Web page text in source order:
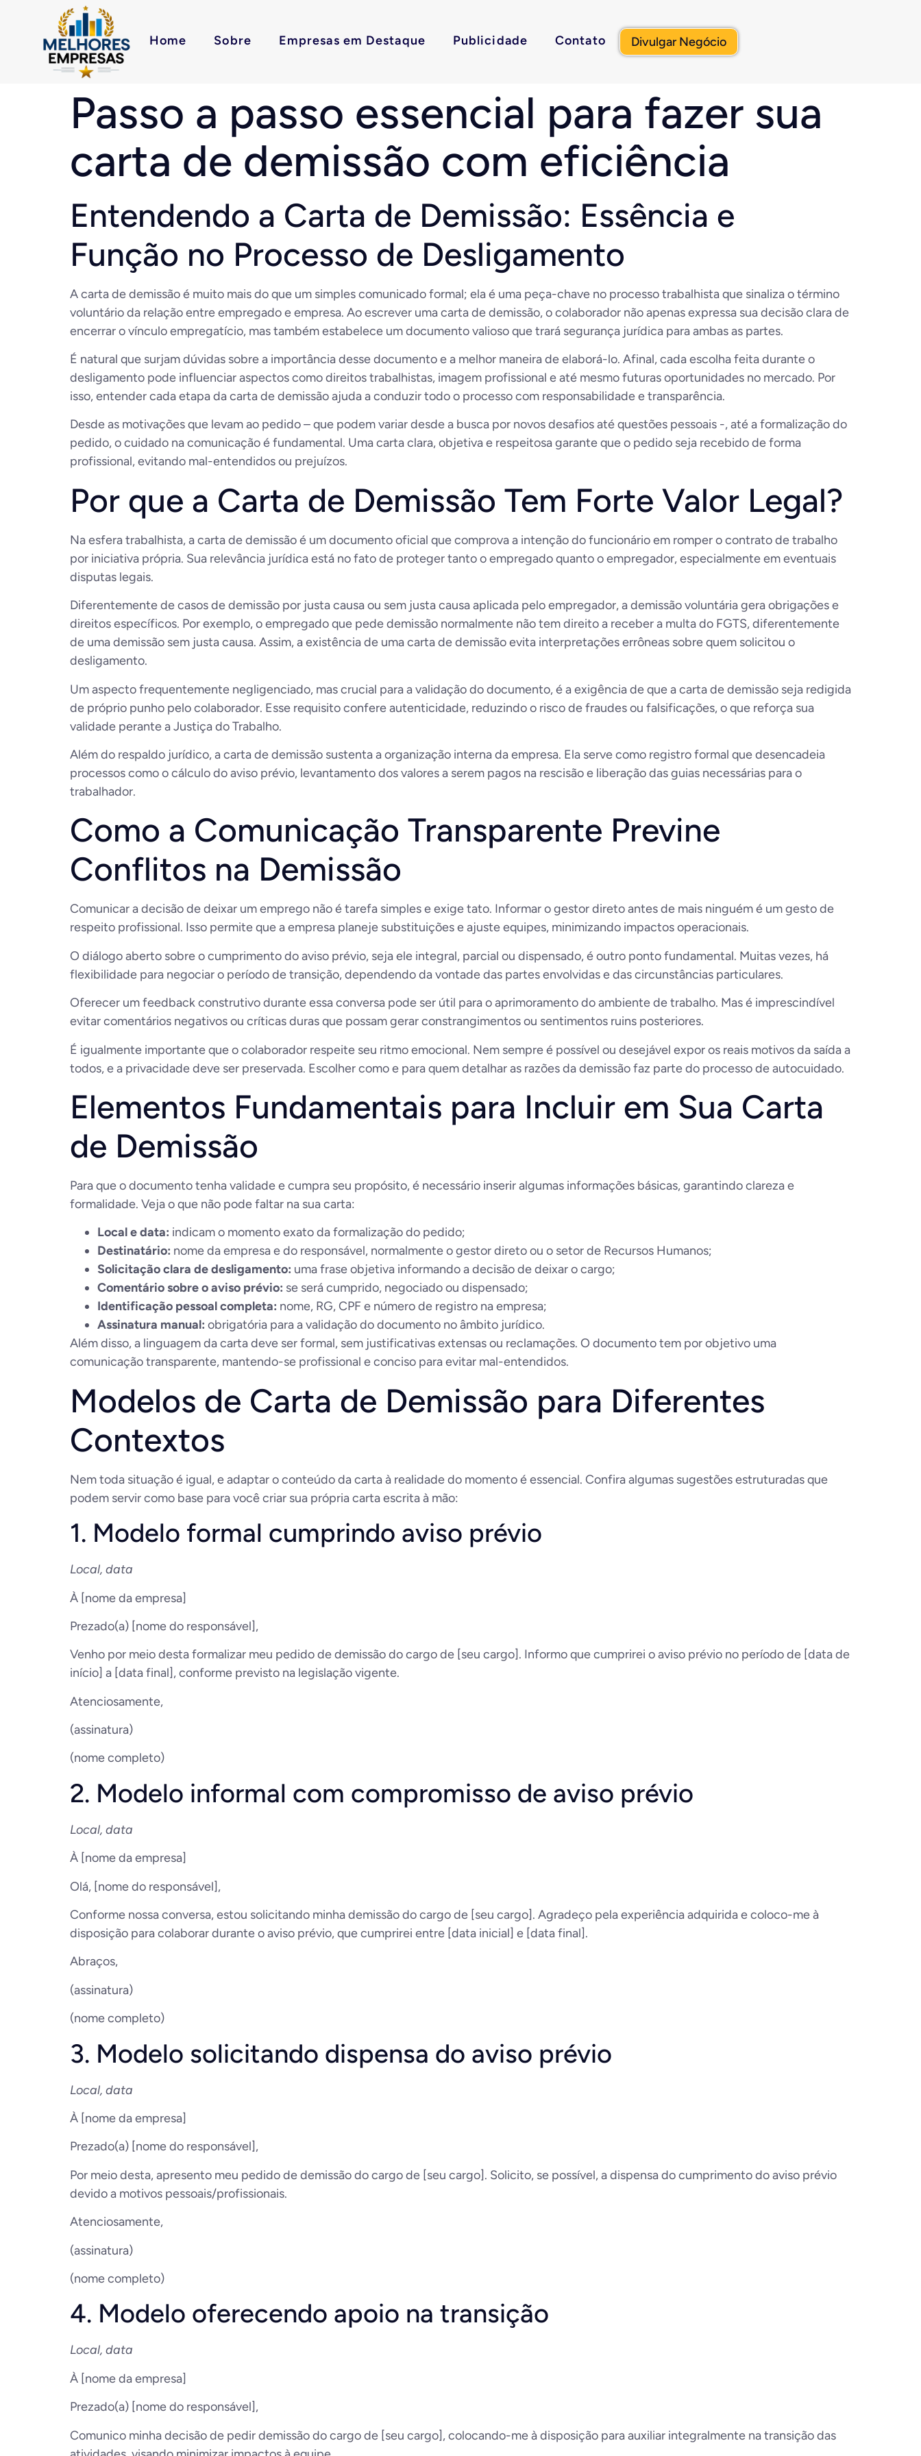
Home Sobre Empresas em Destaque Publicidade Contato Divulgar Negócio
Passo a passo essencial para fazer sua
carta de demissão com eficiência
Entendendo a Carta de Demissão: Essência e
Função no Processo de Desligamento
A carta de demissão é muito mais do que um simples comunicado formal; ela é uma peça-chave no processo trabalhista que sinaliza o término
voluntário da relação entre empregado e empresa. Ao escrever uma carta de demissão, o colaborador não apenas expressa sua decisão clara de
encerrar o vínculo empregatício, mas também estabelece um documento valioso que trará segurança jurídica para ambas as partes.
É natural que surjam dúvidas sobre a importância desse documento e a melhor maneira de elaborá-lo. Afinal, cada escolha feita durante o
desligamento pode influenciar aspectos como direitos trabalhistas, imagem profissional e até mesmo futuras oportunidades no mercado. Por
isso, entender cada etapa da carta de demissão ajuda a conduzir todo o processo com responsabilidade e transparência.
Desde as motivações que levam ao pedido – que podem variar desde a busca por novos desafios até questões pessoais -, até a formalização do
pedido, o cuidado na comunicação é fundamental. Uma carta clara, objetiva e respeitosa garante que o pedido seja recebido de forma
profissional, evitando mal-entendidos ou prejuízos.
Por que a Carta de Demissão Tem Forte Valor Legal?
Na esfera trabalhista, a carta de demissão é um documento oficial que comprova a intenção do funcionário em romper o contrato de trabalho
por iniciativa própria. Sua relevância jurídica está no fato de proteger tanto o empregado quanto o empregador, especialmente em eventuais
disputas legais.
Diferentemente de casos de demissão por justa causa ou sem justa causa aplicada pelo empregador, a demissão voluntária gera obrigações e
direitos específicos. Por exemplo, o empregado que pede demissão normalmente não tem direito a receber a multa do FGTS, diferentemente
de uma demissão sem justa causa. Assim, a existência de uma carta de demissão evita interpretações errôneas sobre quem solicitou o
desligamento.
Um aspecto frequentemente negligenciado, mas crucial para a validação do documento, é a exigência de que a carta de demissão seja redigida
de próprio punho pelo colaborador. Esse requisito confere autenticidade, reduzindo o risco de fraudes ou falsificações, o que reforça sua
validade perante a Justiça do Trabalho.
Além do respaldo jurídico, a carta de demissão sustenta a organização interna da empresa. Ela serve como registro formal que desencadeia
processos como o cálculo do aviso prévio, levantamento dos valores a serem pagos na rescisão e liberação das guias necessárias para o
trabalhador.
Como a Comunicação Transparente Previne
Conflitos na Demissão
Comunicar a decisão de deixar um emprego não é tarefa simples e exige tato. Informar o gestor direto antes de mais ninguém é um gesto de
respeito profissional. Isso permite que a empresa planeje substituições e ajuste equipes, minimizando impactos operacionais.
O diálogo aberto sobre o cumprimento do aviso prévio, seja ele integral, parcial ou dispensado, é outro ponto fundamental. Muitas vezes, há
flexibilidade para negociar o período de transição, dependendo da vontade das partes envolvidas e das circunstâncias particulares.
Oferecer um feedback construtivo durante essa conversa pode ser útil para o aprimoramento do ambiente de trabalho. Mas é imprescindível
evitar comentários negativos ou críticas duras que possam gerar constrangimentos ou sentimentos ruins posteriores.
É igualmente importante que o colaborador respeite seu ritmo emocional. Nem sempre é possível ou desejável expor os reais motivos da saída a
todos, e a privacidade deve ser preservada. Escolher como e para quem detalhar as razões da demissão faz parte do processo de autocuidado.
Elementos Fundamentais para Incluir em Sua Carta
de Demissão
Para que o documento tenha validade e cumpra seu propósito, é necessário inserir algumas informações básicas, garantindo clareza e
formalidade. Veja o que não pode faltar na sua carta:
Local e data: indicam o momento exato da formalização do pedido;
Destinatário: nome da empresa e do responsável, normalmente o gestor direto ou o setor de Recursos Humanos;
Solicitação clara de desligamento: uma frase objetiva informando a decisão de deixar o cargo;
Comentário sobre o aviso prévio: se será cumprido, negociado ou dispensado;
Identificação pessoal completa: nome, RG, CPF e número de registro na empresa;
Assinatura manual: obrigatória para a validação do documento no âmbito jurídico.
Além disso, a linguagem da carta deve ser formal, sem justificativas extensas ou reclamações. O documento tem por objetivo uma
comunicação transparente, mantendo-se profissional e conciso para evitar mal-entendidos.
Modelos de Carta de Demissão para Diferentes
Contextos
Nem toda situação é igual, e adaptar o conteúdo da carta à realidade do momento é essencial. Confira algumas sugestões estruturadas que
podem servir como base para você criar sua própria carta escrita à mão:
1. Modelo formal cumprindo aviso prévio
Local, data
À [nome da empresa]
Prezado(a) [nome do responsável],
Venho por meio desta formalizar meu pedido de demissão do cargo de [seu cargo]. Informo que cumprirei o aviso prévio no período de [data de
início] a [data final], conforme previsto na legislação vigente.
Atenciosamente,
(assinatura)
(nome completo)
2. Modelo informal com compromisso de aviso prévio
Local, data
À [nome da empresa]
Olá, [nome do responsável],
Conforme nossa conversa, estou solicitando minha demissão do cargo de [seu cargo]. Agradeço pela experiência adquirida e coloco-me à
disposição para colaborar durante o aviso prévio, que cumprirei entre [data inicial] e [data final].
Abraços,
(assinatura)
(nome completo)
3. Modelo solicitando dispensa do aviso prévio
Local, data
À [nome da empresa]
Prezado(a) [nome do responsável],
Por meio desta, apresento meu pedido de demissão do cargo de [seu cargo]. Solicito, se possível, a dispensa do cumprimento do aviso prévio
devido a motivos pessoais/profissionais.
Atenciosamente,
(assinatura)
(nome completo)
4. Modelo oferecendo apoio na transição
Local, data
À [nome da empresa]
Prezado(a) [nome do responsável],
Comunico minha decisão de pedir demissão do cargo de [seu cargo], colocando-me à disposição para auxiliar integralmente na transição das